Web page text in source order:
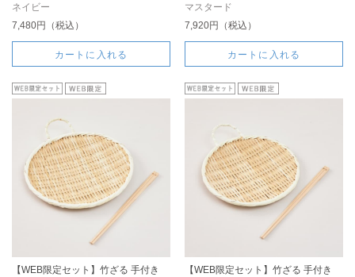
ネイビー
7,480円（税込）
カートに入れる
マスタード
7,920円（税込）
カートに入れる
【WEB限定セット】竹ざる 手付き
【WEB限定セット】竹ざる 手付き